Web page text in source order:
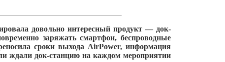
довольно интересный продукт — док-
заряжать смартфон, беспроводные
сроки выхода AirPower, информация
ждали док-станциюна каждом мероприятии